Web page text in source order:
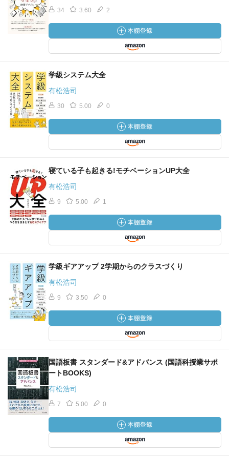
34 3.60 2
学級システム大全
有松浩司
30 5.00 0
寝ている子も起きる!モチベーションUP大全
有松浩司
9 5.00 1
学級ギアアップ 2学期からのクラスづくり
有松浩司
9 3.50 0
国語板書 スタンダード&アドバンス (国語科授業サポ
ートBOOKS)
有松浩司
7 5.00 0